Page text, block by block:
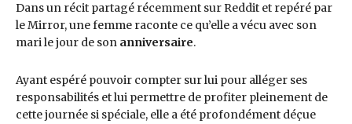
Dans un récit partagé récemment sur Reddit et repéré par
le Mirror, une femme raconte ce qu’elle a vécu avec son
mari le jour de son anniversaire.
Ayant espéré pouvoir compter sur lui pour alléger ses
responsabilités et lui permettre de profiter pleinement de
cette journée si spéciale, elle a été profondément déçue